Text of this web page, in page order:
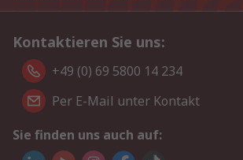
Kontaktieren Sie uns:
+49 (0) 69 5800 14 234
Per E-Mail unter Kontakt
Sie finden uns auch auf: